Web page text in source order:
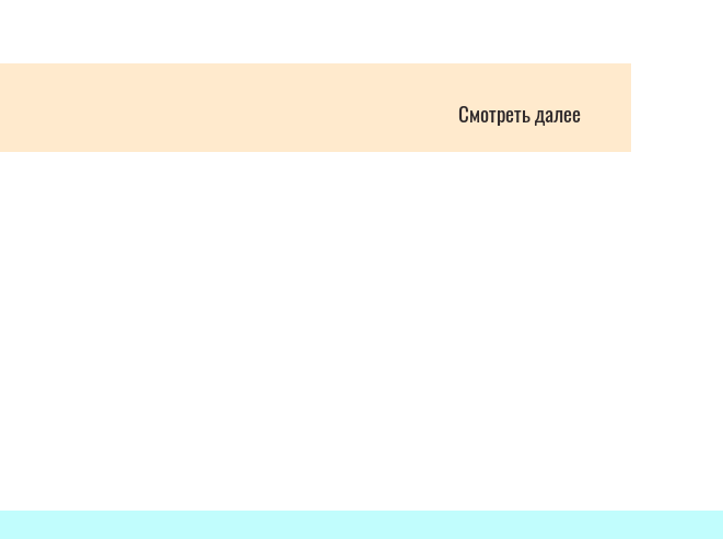
Смотреть далее